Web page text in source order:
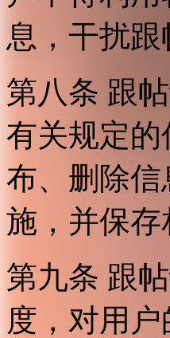
息，干扰
第八条 跟
有关规定
布、删除
施，并保存
第九条 跟
度，对用